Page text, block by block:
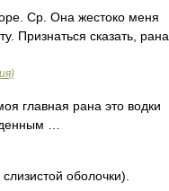
Ср. Она жестоко меня
Признаться сказать, рана
главная рана это водки
…
оболочки).